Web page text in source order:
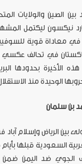
بين الصين والولايات
نيكسون ليكتمل
في معاداة قوية
باكستان في تحالف
الأخيرة بحدودها
الوحيدة منذ الاستقلال
بن سلمان
السعودية قبلها
الجوي ضد اليمن ضمن